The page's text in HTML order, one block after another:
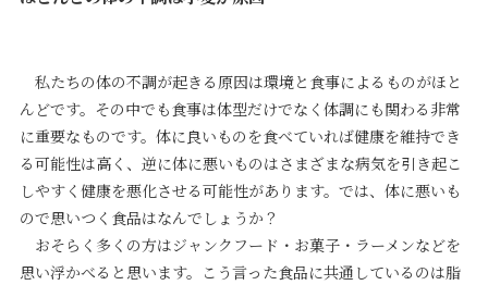
私たちの体の不調が起きる原因は環境と食事によるものがほと
んどです。その中でも食事は体型だけでなく体調にも関わる非常
に重要なものです。体に良いものを食べていれば健康を維持でき
る可能性は高く、逆に体に悪いものはさまざまな病気を引き起こ
しやすく健康を悪化させる可能性があります。では、体に悪いも
ので思いつく食品はなんでしょうか？
おそらく多くの方はジャンクフード・お菓子・ラーメンなどを
思い浮かべると思います。こう言った食品に共通しているのは脂